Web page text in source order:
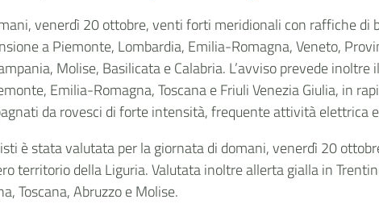
venerdì 20 ottobre, venti forti meridionali con raffiche di
a Piemonte, Lombardia, Emilia-Romagna, Veneto,
Molise, Basilicata e Calabria. L’avviso prevede
Emilia-Romagna, Toscana e Friuli Venezia Giulia, in
da rovesci di forte intensità, frequente attività elettrica
è stata valutata per la giornata di domani, venerdì 20
territorio della Liguria. Valutata inoltre allerta gialla in
Toscana, Abruzzo e Molise.